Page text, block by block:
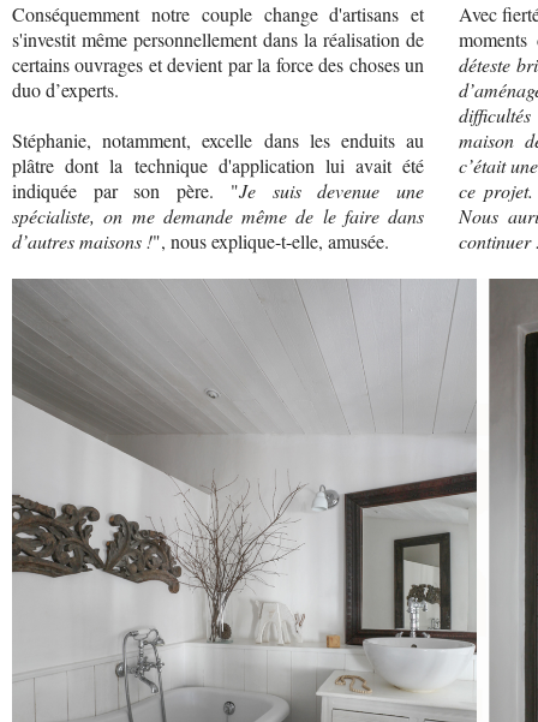
Conséquemment notre couple change d'artisans et
s'investit même personnellement dans la réalisation de
certains ouvrages et devient par la force des choses un
duo d’experts.
Stéphanie, notamment, excelle dans les enduits au
plâtre dont la technique d'application lui avait été
indiquée par son père. "Je suis devenue une
spécialiste, on me demande même de le faire dans
d’autres maisons !", nous explique-t-elle, amusée.
Avec
déteste
maison
c’était
ce
Nous
continuer